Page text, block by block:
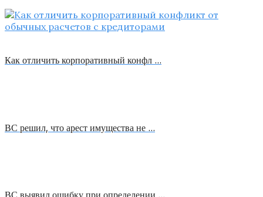
Как отличить корпоративный конфл …
ВС решил, что арест имущества не …